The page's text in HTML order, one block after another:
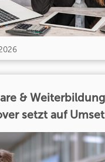
&
setzt auf